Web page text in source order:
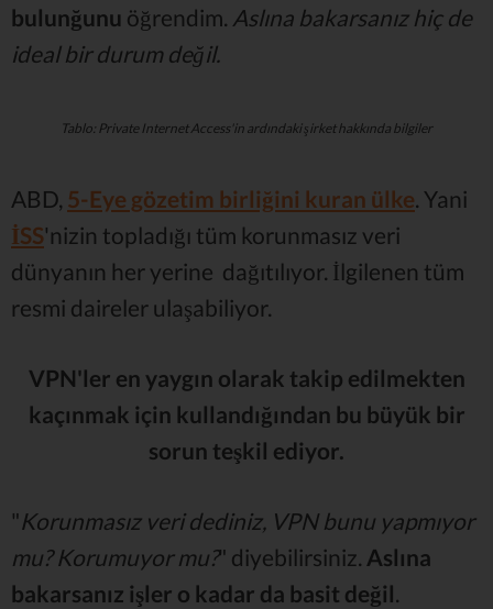
bulunğunu öğrendim. Aslına bakarsanız hiç de
ideal bir durum değil.
Tablo: Private Internet Access'in ardındaki şirket hakkında bilgiler
ABD, 5-Eye gözetim birliğini kuran ülke. Yani
İSS'nizin topladığı tüm korunmasız veri
dünyanın her yerine dağıtılıyor. İlgilenen tüm
resmi daireler ulaşabiliyor.
VPN'ler en yaygın olarak takip edilmekten
kaçınmak için kullandığından bu büyük bir
sorun teşkil ediyor.
"Korunmasız veri dediniz, VPN bunu yapmıyor
mu? Korumuyor mu?" diyebilirsiniz. Aslına
bakarsanız işler o kadar da basit değil.